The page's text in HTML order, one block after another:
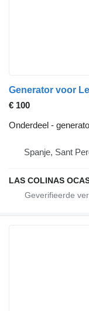
Generator voor
€ 100
Onderdeel -
Spanje, Sant
LAS COLINAS